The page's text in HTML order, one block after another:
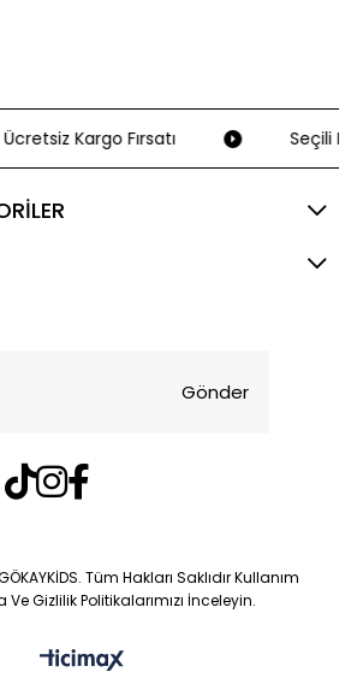
Ücretsiz Kargo Fırsatı Seçili
Gönder
Tüm Hakları Saklıdır Kullanım
Ve Gizlilik Politikalarımızı İnceleyin.